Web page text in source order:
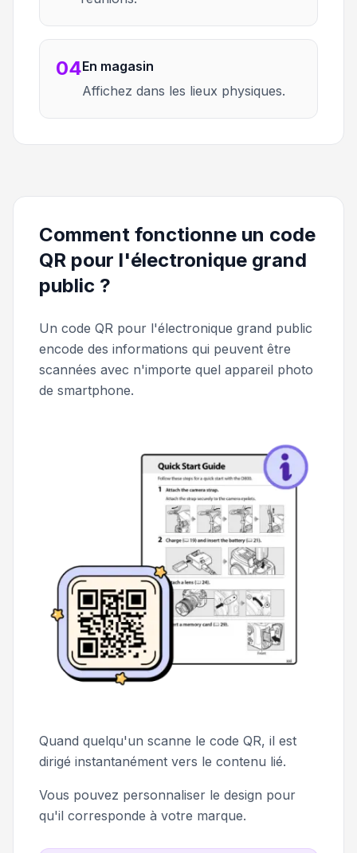
04En magasin
Affichez dans les lieux physiques.
Comment fonctionne un code
QR pour l'électronique grand
public ?
Un code QR pour l'électronique grand public
encode des informations qui peuvent être
scannées avec n'importe quel appareil photo
de smartphone.
Quand quelqu'un scanne le code QR, il est
dirigé instantanément vers le contenu lié.
Vous pouvez personnaliser le design pour
qu'il corresponde à votre marque.